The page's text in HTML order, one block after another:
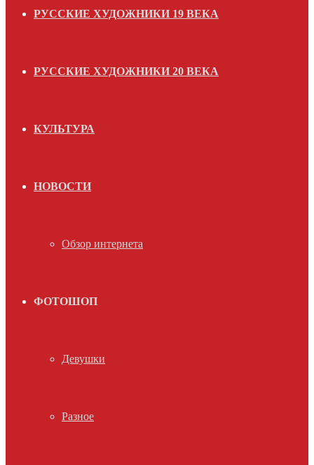
РУССКИЕ ХУДОЖНИКИ 19 ВЕКА
РУССКИЕ ХУДОЖНИКИ 20 ВЕКА
КУЛЬТУРА
НОВОСТИ
Обзор интернета
ФОТОШОП
Девушки
Разное